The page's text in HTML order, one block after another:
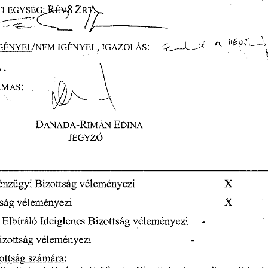
  EGYSÉG^RÉV£
  ZRTS
•••
^                    «—
NEM
  IGÉNYEL,
  IGAZOLÁS:
                                ^
DANADA-RIMÁN
  EDINA
JEGYZŐ
Bizottság
  véleményezi
véleményezi
Elbíráló
Ideiglenes Bizottság
  véleményezi
  véleményezi
  számára: